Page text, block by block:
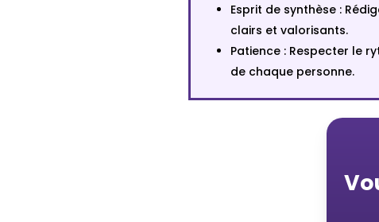
Esprit de synthèse :
clairs et valorisants.
Patience : Respecter le
de chaque personne.